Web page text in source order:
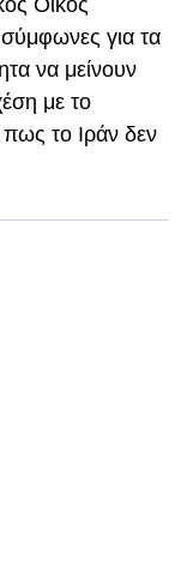
για τα
να μείνουν
με το
το Ιράν δεν